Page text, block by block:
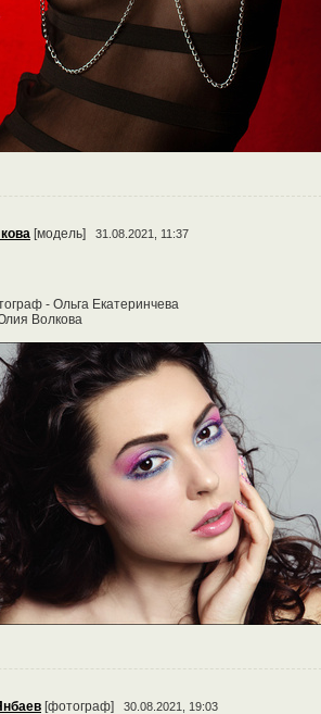
[модель] 31.08.2021, 11:37
- Ольга Екатеринчева
Волкова
[фотограф] 30.08.2021, 19:03